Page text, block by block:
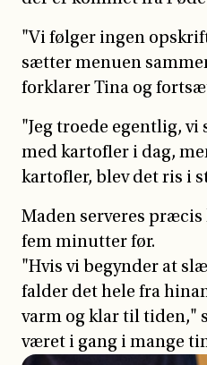
"Vi følger ingen
sætter menuen
forklarer Tina og
"Jeg troede egentlig, vi
med kartofler i dag,
kartofler, blev det ris i
Maden serveres præcis
fem minutter før.
"Hvis vi begynder at
falder det hele fra
varm og klar til tiden,"
været i gang i mange